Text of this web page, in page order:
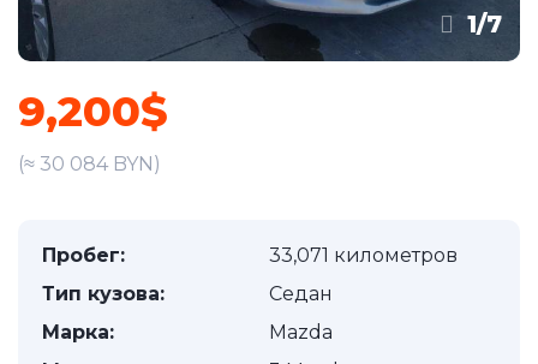
1/7
9,200$
(≈ 30 084 BYN)
Пробег:
33,071 километров
Тип кузова:
Седан
Марка:
Mazda